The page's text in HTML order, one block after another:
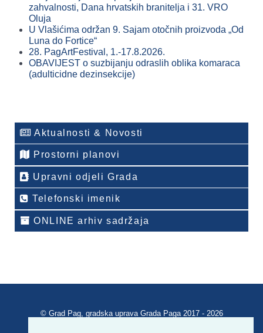
zahvalnosti, Dana hrvatskih branitelja i 31. VRO
Oluja
U Vlašićima održan 9. Sajam otočnih proizvoda „Od
Luna do Fortice“
28. PagArtFestival, 1.-17.8.2026.
OBAVIJEST o suzbijanju odraslih oblika komaraca
(adulticidne dezinsekcije)
Aktualnosti & Novosti
Prostorni planovi
Upravni odjeli Grada
Telefonski imenik
ONLINE arhiv sadržaja
© Grad Pag, gradska uprava Grada Paga 2017 - 2026